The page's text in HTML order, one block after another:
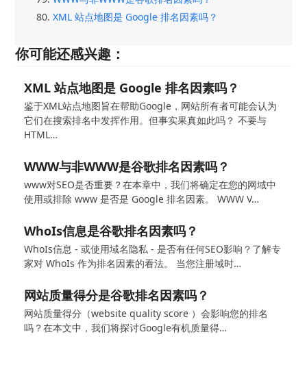
80. XML 站点地图是 Google 排名因素吗？
你可能还感兴趣：
XML 站点地图是 Google 排名因素吗？
鉴于XML站点地图旨在帮助Google，网站所有者可能会认为
它们在搜索排名中发挥作用。但事实果真如此吗？ 不要与
HTML…
WWW与非WWW是谷歌排名因素吗？
www对SEO是否重要？在本章中，我们将确定在您的网域中
使用或排除 www 是否是 Google 排名因素。 WWW V…
WhoIs信息是谷歌排名因素吗？
WhoIs信息 - 或使用域名隐私 - 是否有任何SEO影响？了解专
家对 WhoIs 作为排名因素的看法。 当您注册域时…
网站质量得分是谷歌排名因素吗？
网站质量得分（website quality score ）会影响您的排名
吗？在本文中，我们将探讨Google有机质量得…